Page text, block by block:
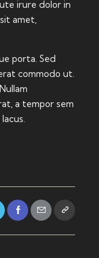
irure dolor in
amet,
porta. Sed
commodo ut.
a tempor sem